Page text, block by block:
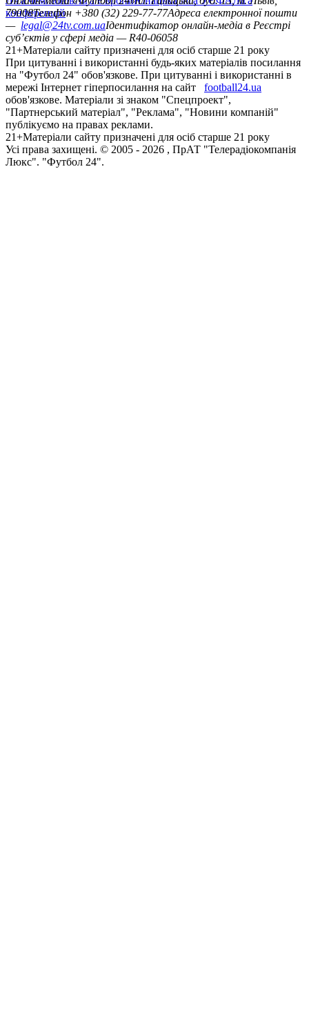
конференцій
79008Телефон +380 (32) 229-77-77Адреса електронної пошти
— legal@24tv.com.uaІдентифікатор онлайн-медіа в Реєстрі
суб’єктів у сфері медіа — R40-06058
21+Матеріали сайту призначені для осіб старше 21 року
При цитуванні і використанні будь-яких матеріалів посилання
на "Футбол 24" обов'язкове. При цитуванні і використанні в
мережі Інтернет гіперпосилання на сайт
football24.ua
обов'язкове. Матеріали зі знаком "Спецпроект",
"Партнерський матеріал", "Реклама", "Новини компаній"
публікуємо на правах реклами.
21+Матеріали сайту призначені для осіб старше 21 року
Усi права захищенi. © 2005 - 2026 , ПрАТ "Телерадіокомпанія
Люкс". "Футбол 24".